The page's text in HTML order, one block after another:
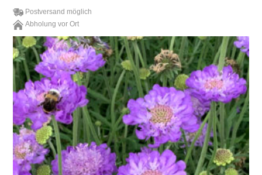
Postversand möglich
Abholung vor Ort